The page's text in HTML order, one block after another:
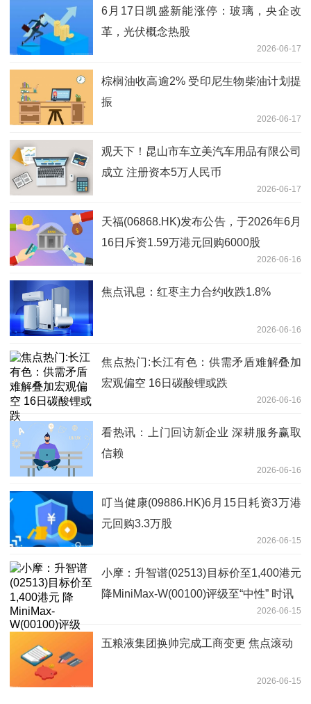
6月17日凯盛新能涨停：玻璃，央企改
革，光伏概念热股
2026-06-17
棕榈油收高逾2% 受印尼生物柴油计划提
振
2026-06-17
观天下！昆山市车立美汽车用品有限公司
成立 注册资本5万人民币
2026-06-17
天福(06868.HK)发布公告，于2026年6月
16日斥资1.59万港元回购6000股
2026-06-16
焦点讯息：红枣主力合约收跌1.8%
2026-06-16
焦点热门:长江有色：供需矛盾难解叠加
宏观偏空 16日碳酸锂或跌
2026-06-16
看热讯：上门回访新企业 深耕服务赢取
信赖
2026-06-16
叮当健康(09886.HK)6月15日耗资3万港
元回购3.3万股
2026-06-15
小摩：升智谱(02513)目标价至1,400港元
降MiniMax-W(00100)评级至“中性” 时讯
2026-06-15
五粮液集团换帅完成工商变更 焦点滚动
2026-06-15